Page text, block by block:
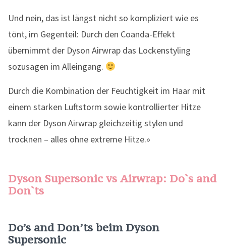
Und nein, das ist längst nicht so kompliziert wie es
tönt, im Gegenteil: Durch den Coanda-Effekt
übernimmt der Dyson Airwrap das Lockenstyling
sozusagen im Alleingang.
Durch die Kombination der Feuchtigkeit im Haar mit
einem starken Luftstorm sowie kontrollierter Hitze
kann der Dyson Airwrap gleichzeitig stylen und
trocknen – alles ohne extreme Hitze.»
Dyson Supersonic vs Airwrap: Do`s and
Don`ts
Do’s and Don’ts beim Dyson
Supersonic